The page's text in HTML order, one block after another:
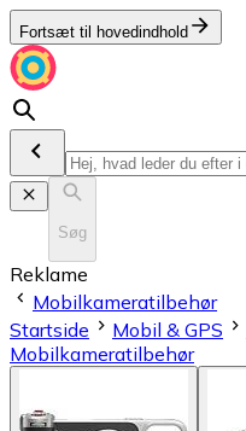
Fortsæt til hovedindhold
Søg
Reklame
Mobilkameratilbehør
Startside
Mobil & GPS
Mobilkameratilbehør